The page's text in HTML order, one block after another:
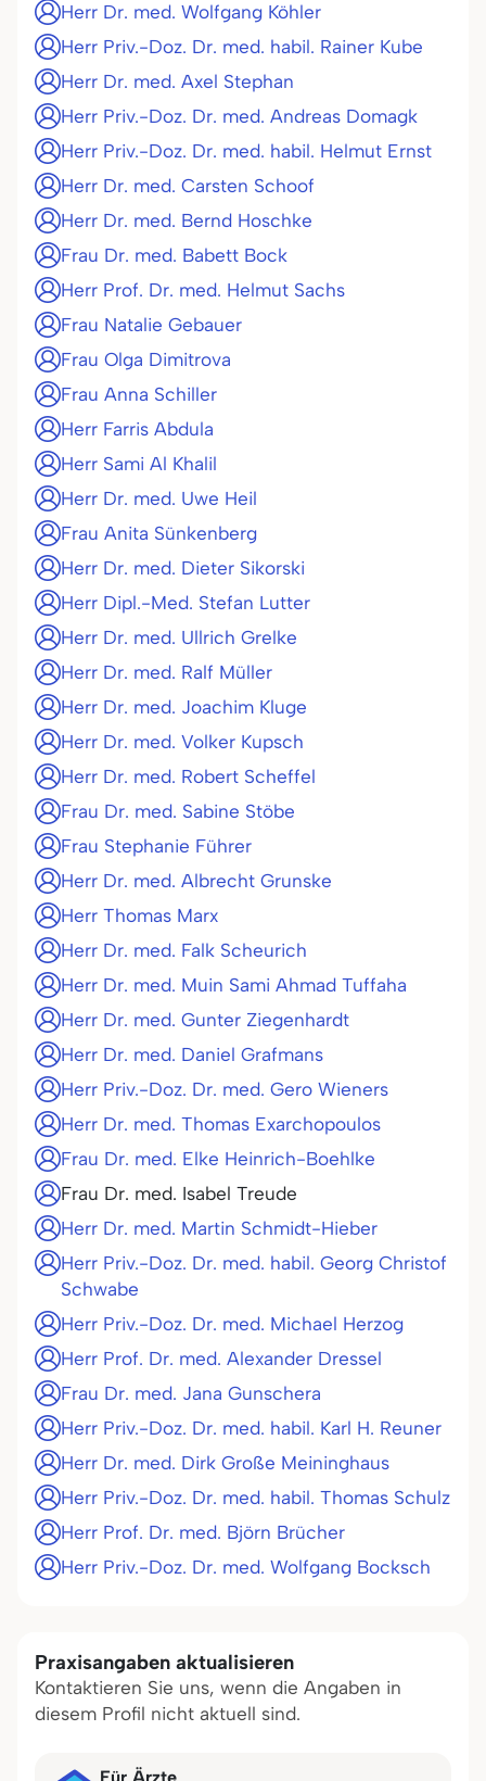
Herr Dr. med. Wolfgang Köhler
Herr Priv.-Doz. Dr. med. habil. Rainer Kube
Herr Dr. med. Axel Stephan
Herr Priv.-Doz. Dr. med. Andreas Domagk
Herr Priv.-Doz. Dr. med. habil. Helmut Ernst
Herr Dr. med. Carsten Schoof
Herr Dr. med. Bernd Hoschke
Frau Dr. med. Babett Bock
Herr Prof. Dr. med. Helmut Sachs
Frau Natalie Gebauer
Frau Olga Dimitrova
Frau Anna Schiller
Herr Farris Abdula
Herr Sami Al Khalil
Herr Dr. med. Uwe Heil
Frau Anita Sünkenberg
Herr Dr. med. Dieter Sikorski
Herr Dipl.-Med. Stefan Lutter
Herr Dr. med. Ullrich Grelke
Herr Dr. med. Ralf Müller
Herr Dr. med. Joachim Kluge
Herr Dr. med. Volker Kupsch
Herr Dr. med. Robert Scheffel
Frau Dr. med. Sabine Stöbe
Frau Stephanie Führer
Herr Dr. med. Albrecht Grunske
Herr Thomas Marx
Herr Dr. med. Falk Scheurich
Herr Dr. med. Muin Sami Ahmad Tuffaha
Herr Dr. med. Gunter Ziegenhardt
Herr Dr. med. Daniel Grafmans
Herr Priv.-Doz. Dr. med. Gero Wieners
Herr Dr. med. Thomas Exarchopoulos
Frau Dr. med. Elke Heinrich-Boehlke
Frau Dr. med. Isabel Treude
Herr Dr. med. Martin Schmidt-Hieber
Herr Priv.-Doz. Dr. med. habil. Georg Christof
Schwabe
Herr Priv.-Doz. Dr. med. Michael Herzog
Herr Prof. Dr. med. Alexander Dressel
Frau Dr. med. Jana Gunschera
Herr Priv.-Doz. Dr. med. habil. Karl H. Reuner
Herr Dr. med. Dirk Große Meininghaus
Herr Priv.-Doz. Dr. med. habil. Thomas Schulz
Herr Prof. Dr. med. Björn Brücher
Herr Priv.-Doz. Dr. med. Wolfgang Bocksch
Praxisangaben aktualisieren
Kontaktieren Sie uns, wenn die Angaben in
diesem Profil nicht aktuell sind.
Für Ärzte